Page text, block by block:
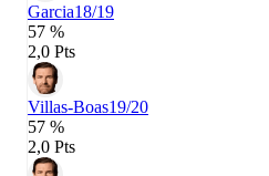
Garcia18/19
57 %
2,0 Pts
Villas-Boas19/20
57 %
2,0 Pts